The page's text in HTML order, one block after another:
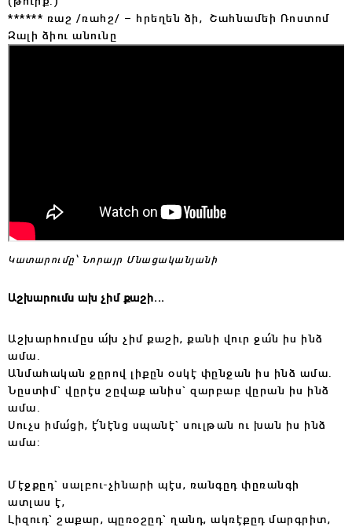
****** ռաշ /ռահշ/ – հրեղեն ձի, Շահնամեի Ռոստոմ
Զալի ձիու անունը
Կատարումը՝ Նորայր Մնացականյանի
Աշխարումս ախ չիմ քաշի..․
Աշխարհումըս ա՛խ չիմ քաշի, քանի վուր ջա՛ն իս ինձ
ամա.
Անմահական ջըրով լիքըն օսկէ փընջան իս ինձ ամա.
Նըստիմ` վըրէս շըվաք անիս` զարբաբ վըրան իս ինձ
ամա.
Սուչս իմա՛ցի, է՛նէնց սպանէ` սուլթան ու խան իս ինձ
ամա:
Մէջքըդ` սալբու-չինարի պէս, ռանգըդ փըռանգի
ատլաս է,
Լիզուդ` շաքար, պըռօշըդ` ղանդ, ակռէքըդ մարգրիտ,